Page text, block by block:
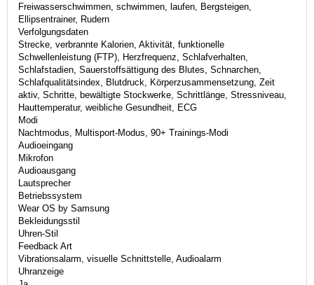
Freiwasserschwimmen, schwimmen, laufen, Bergsteigen,
Ellipsentrainer, Rudern
Verfolgungsdaten
Strecke, verbrannte Kalorien, Aktivität, funktionelle
Schwellenleistung (FTP), Herzfrequenz, Schlafverhalten,
Schlafstadien, Sauerstoffsättigung des Blutes, Schnarchen,
Schlafqualitätsindex, Blutdruck, Körperzusammensetzung, Zeit
aktiv, Schritte, bewältigte Stockwerke, Schrittlänge, Stressniveau,
Hauttemperatur, weibliche Gesundheit, ECG
Modi
Nachtmodus, Multisport-Modus, 90+ Trainings-Modi
Audioeingang
Mikrofon
Audioausgang
Lautsprecher
Betriebssystem
Wear OS by Samsung
Bekleidungsstil
Uhren-Stil
Feedback Art
Vibrationsalarm, visuelle Schnittstelle, Audioalarm
Uhranzeige